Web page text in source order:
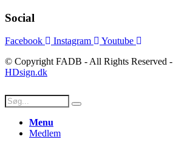
Social
Facebook Instagram
Youtube
© Copyright FADB - All Rights Reserved -
HDsign.dk
Menu
Medlem